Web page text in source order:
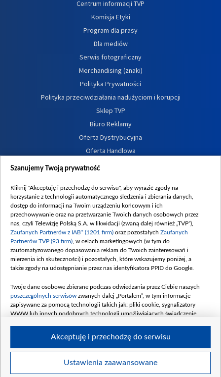
Centrum informacji TVP
Komisja Etyki
Program dla prasy
Dla mediów
Serwis fotograficzny
Merchandising (znaki)
Polityka Prywatności
Polityka przeciwdziałania nadużyciom i korupcji
Sklep TVP
Biuro Reklamy
Oferta Dystrybucyjna
Oferta Handlowa
Dostępność
Procedura zgłoszeń wewnętrznych
Szanujemy Twoją prywatność
Kliknij "Akceptuję i przechodzę do serwisu", aby wyrazić zgody na
korzystanie z technologii automatycznego śledzenia i zbierania danych,
dostęp do informacji na Twoim urządzeniu końcowym i ich
przechowywanie oraz na przetwarzanie Twoich danych osobowych przez
nas, czyli Telewizję Polską S.A. w likwidacji (zwaną dalej również „TVP”),
Zaufanych Partnerów z IAB* (1201 firm) oraz pozostałych Zaufanych
Partnerów TVP (93 firm) , w celach marketingowych (w tym do
zautomatyzowanego dopasowania reklam do Twoich zainteresowań i
mierzenia ich skuteczności) i pozostałych, które wskazujemy poniżej, a
także zgody na udostępnianie przez nas identyfikatora PPID do Google.
Twoje dane osobowe zbierane podczas odwiedzania przez Ciebie naszych
poszczególnych serwisów zwanych dalej „Portalem”, w tym informacje
zapisywane za pomocą technologii takich jak: pliki cookie, sygnalizatory
WWW lub innych podobnych technologii umożliwiających świadczenie
Twoje dane osobowe zbierane podczas odwiedzania przez Ciebie
Ustawienia zaawansowane
Akceptuję i przechodzę do serwisu